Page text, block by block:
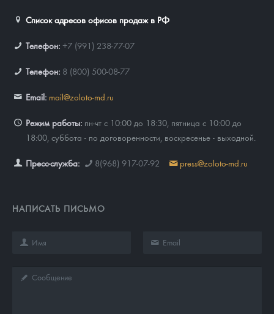
Список адресов офисов продаж в РФ
Телефон: +7 (991) 238-77-07
Телефон: 8 (800) 500-08-77
Email: mail@zoloto-md.ru
Режим работы: пн-чт с 10:00 до 18:30, пятница с 10:00 до
18:00, суббота - по договоренности, воскресенье - выходной.
Пресс-служба: 8(968) 917-07-92 press@zoloto-md.ru
НАПИСАТЬ ПИСЬМО